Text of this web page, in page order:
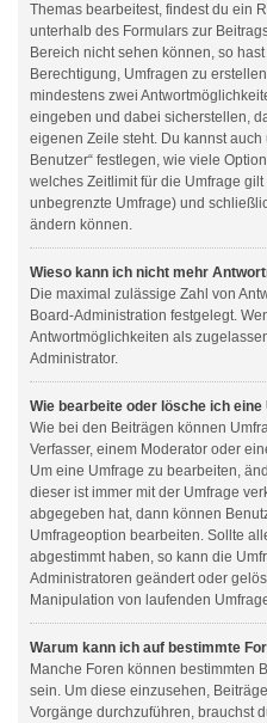
Themas bearbeitest, findest du ein
unterhalb des Formulars zur
Bereich nicht sehen können, so
Berechtigung, Umfragen zu
mindestens zwei
eingeben und dabei sicherstellen,
eigenen Zeile steht. Du kannst
Benutzer“ festlegen, wie viele
welches Zeitlimit für die Umfrage
unbegrenzte Umfrage) und
ändern können.
Wieso kann ich nicht mehr
Die maximal zulässige Zahl von
Board-Administration festgelegt.
Antwortmöglichkeiten als
Administrator.
Wie bearbeite oder lösche ich eine
Wie bei den Beiträgen können
Verfasser, einem Moderator oder
Um eine Umfrage zu bearbeiten,
dieser ist immer mit der Umfrage
abgegeben hat, dann können
Umfrageoption bearbeiten. Sollte
abgestimmt haben, so kann die
Administratoren geändert oder
Manipulation von laufenden
Warum kann ich auf bestimmte
Manche Foren können bestimmten
sein. Um diese einzusehen,
Vorgänge durchzuführen, brauchst